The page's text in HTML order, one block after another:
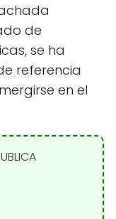
de
se ha
referencia
en el